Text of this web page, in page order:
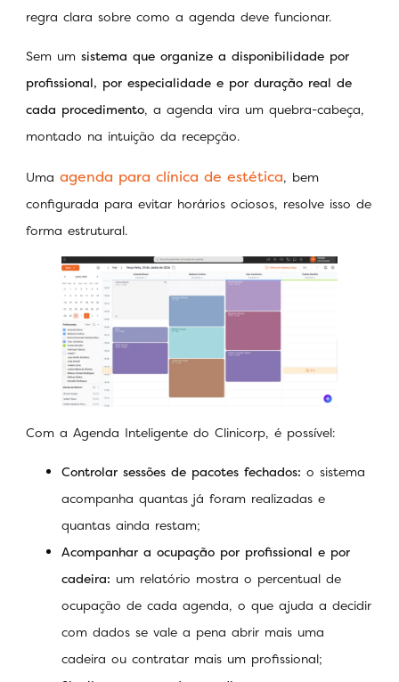
regra clara sobre como a agenda deve funcionar.
Sem um sistema que organize a disponibilidade por
profissional, por especialidade e por duração real de
cada procedimento, a agenda vira um quebra-cabeça,
montado na intuição da recepção.
Uma agenda para clínica de estética, bem
configurada para evitar horários ociosos, resolve isso de
forma estrutural.
Com a Agenda Inteligente do Clinicorp, é possível:
Controlar sessões de pacotes fechados: o sistema
acompanha quantas já foram realizadas e
quantas ainda restam;
Acompanhar a ocupação por profissional e por
cadeira: um relatório mostra o percentual de
ocupação de cada agenda, o que ajuda a decidir
com dados se vale a pena abrir mais uma
cadeira ou contratar mais um profissional;